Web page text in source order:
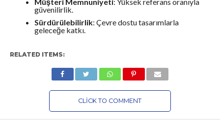
güvenilirlik.
Sürdürülebilirlik: Çevre dostu tasarımlarla
geleceğe katkı.
RELATED ITEMS:
CLICK TO COMMENT